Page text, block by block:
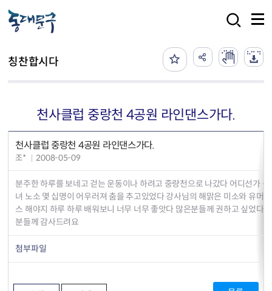
칭찬합시다
천사클럽 중랑천 4공원 라인댄스가다.
천사클럽 중랑천 4공원 라인댄스가다.
조* 2008-05-09
분주한 하루를 보네고 걷는 운동이나 하려고 중량천으로 나갔다 어디선가
녀 노소 몇 십명이 어우러져 춤을 추고있었다 강사님의 해맑은 미소와 유머
스 해야지 하루 하루 배워보니 너무 너무 좋앗다 많은분들께 권하고 싶었다
분들께 감사드려요
첨부파일